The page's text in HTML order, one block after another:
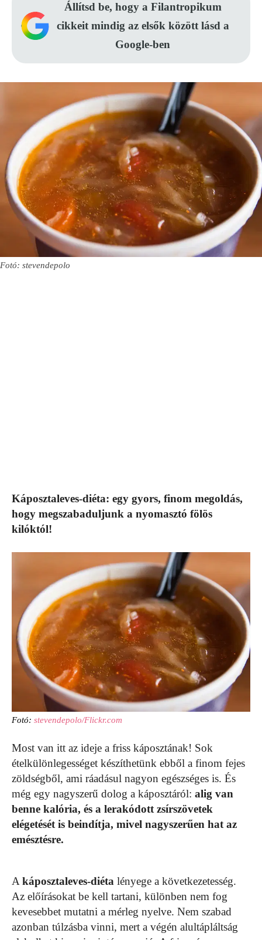
Állítsd be, hogy a Filantropikum
cikkeit mindig az elsők között lásd a
Google-ben
Fotó: stevendepolo
Káposztaleves-diéta: egy gyors, finom megoldás,
hogy megszabaduljunk a nyomasztó fölös
kilóktól!
Fotó: stevendepolo/Flickr.com
Most van itt az ideje a friss káposztának! Sok
ételkülönlegességet készíthetünk ebből a finom fejes
zöldségből, ami ráadásul nagyon egészséges is. És
még egy nagyszerű dolog a káposztáról: alig van
benne kalória, és a lerakódott zsírszövetek
elégetését is beindítja, mivel nagyszerűen hat az
emésztésre.
A káposztaleves-diéta lényege a következetesség.
Az előírásokat be kell tartani, különben nem fog
kevesebbet mutatni a mérleg nyelve. Nem szabad
azonban túlzásba vinni, mert a végén alultápláltság